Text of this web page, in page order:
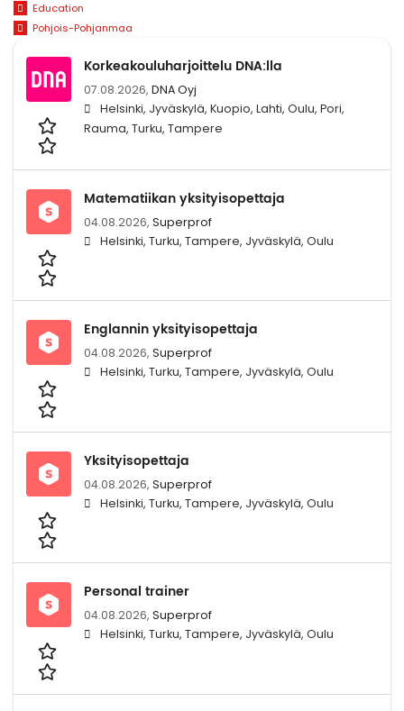
Education
Pohjois-Pohjanmaa
Korkeakouluharjoittelu DNA:lla
07.08.2026, DNA Oyj
Helsinki, Jyväskylä, Kuopio, Lahti, Oulu, Pori,
Rauma, Turku, Tampere
Matematiikan yksityisopettaja
04.08.2026, Superprof
Helsinki, Turku, Tampere, Jyväskylä, Oulu
Englannin yksityisopettaja
04.08.2026, Superprof
Helsinki, Turku, Tampere, Jyväskylä, Oulu
Yksityisopettaja
04.08.2026, Superprof
Helsinki, Turku, Tampere, Jyväskylä, Oulu
Personal trainer
04.08.2026, Superprof
Helsinki, Turku, Tampere, Jyväskylä, Oulu